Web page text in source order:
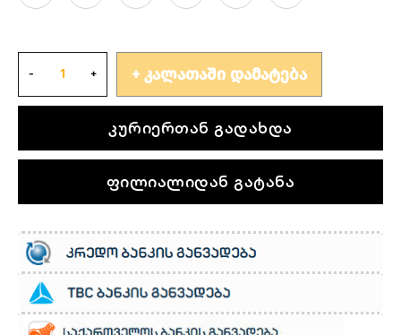
ᲙᲐᲚᲐᲗᲐᲨᲘ ᲓᲐᲛᲐᲢᲔᲑᲐ
კურიერთან გადახდა
ფილიალიდან გატანა